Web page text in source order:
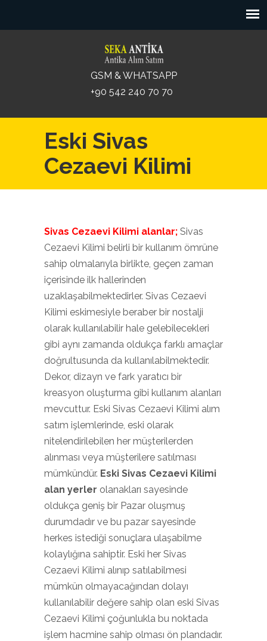
GSM & WHATSAPP
+90 542 240 70 70
Eski Sivas
Cezaevi Kilimi
Sivas Cezaevi Kilimi alanlar; Sivas
Cezaevi Kilimi belirli bir kullanım ömrüne
sahip olmalarıyla birlikte, geçen zaman
içerisinde ilk hallerinden
uzaklaşabilmektedirler. Sivas Cezaevi
Kilimi eskimesiyle beraber bir nostalji
olarak kullanılabilir hale gelebilecekleri
gibi aynı zamanda oldukça farklı amaçlar
doğrultusunda da kullanılabilmektedir.
Dekor, dizayn ve fark yaratıcı bir
kreasyon oluşturma gibi kullanım alanları
mevcuttur. Eski Sivas Cezaevi Kilimi alım
satım işlemlerinde, eski olarak
nitelendirilebilen her müşterilerden
alınması veya müşterilere satılması
mümkündür. Eski Sivas Cezaevi Kilimi
alan yerler olanakları sayesinde
oldukça geniş bir Pazar oluşmuş
durumdadır ve bu pazar sayesinde
herkes istediği sonuçlara ulaşabilme
kolaylığına sahiptir. Eski her Sivas
Cezaevi Kilimi alınıp satılabilmesi
mümkün olmayacağından dolayı
kullanılabilir değere sahip olan eski Sivas
Cezaevi Kilimi çoğunlukla bu noktada
işlem hacmine sahip olması ön plandadır.